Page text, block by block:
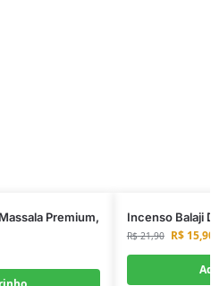
Premium,
Incenso Balaji
R$21,90 R$